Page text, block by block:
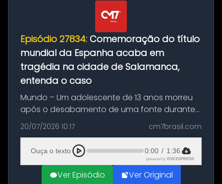
Episódio 27834: Comemoração do título
mundial da Espanha acaba em
tragédia na cidade de Salamanca,
entenda o caso
Mundo – Um adolescente de 13 anos morreu
após o desabamento de uma fonte durante
as comemorações pelo título da Copa do
Mundo conquistado pela Espanha, em
Ciudad Rodrigo, na província de Salamanca,
no...
20/07/2026 10:17 cm7brasil.com
Ouça o texto 0:00 / 1:36
powered by VOICEXPRESS
Ver Episódio Ver Original